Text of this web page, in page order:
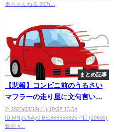
車ちゃんねる 20万...
まとめ記事
【悲報】コンビニ前のうるさい
マフラーの走り屋に文句言いい
にいった結果wwwwwwww
2: 2023/03/19(日) 19:52:13.54
ID:MNpk/5Ay0 BE:866556825-PLT(20500)
動画 h...